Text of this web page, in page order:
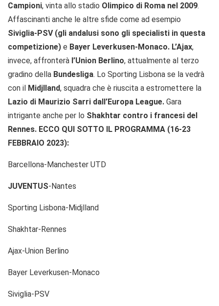
Campioni, vinta allo stadio Olimpico di Roma nel 2009.
Affascinanti anche le altre sfide come ad esempio
Siviglia-PSV (gli andalusi sono gli specialisti in questa
competizione) e Bayer Leverkusen-Monaco. L’Ajax,
invece, affronterà l’Union Berlino, attualmente al terzo
gradino della Bundesliga. Lo Sporting Lisbona se la vedrà
con il Midjlland, squadra che è riuscita a estromettere la
Lazio di Maurizio Sarri dall’Europa League. Gara
intrigante anche per lo Shakhtar contro i francesi del
Rennes. ECCO QUI SOTTO IL PROGRAMMA (16-23
FEBBRAIO 2023):
Barcellona-Manchester UTD
JUVENTUS-Nantes
Sporting Lisbona-Midjlland
Shakhtar-Rennes
Ajax-Union Berlino
Bayer Leverkusen-Monaco
Siviglia-PSV